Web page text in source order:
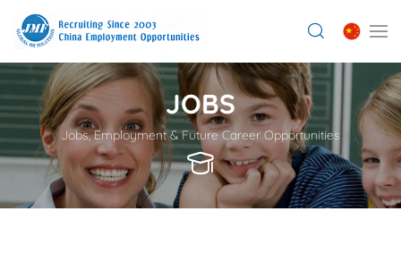
JOBS
Jobs, Employment & Future Career Opportunities